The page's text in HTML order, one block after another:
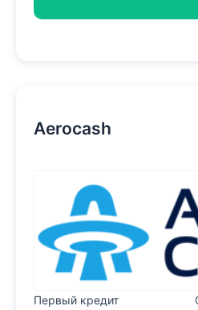
Aerocash
Первый кредит